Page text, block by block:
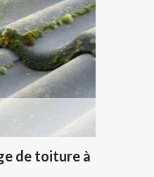
de toiture à